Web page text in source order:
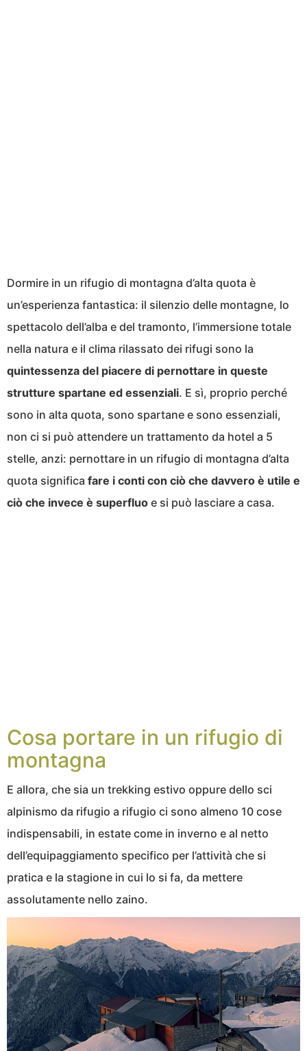
Dormire in un rifugio di montagna d’alta quota è
un’esperienza fantastica: il silenzio delle montagne, lo
spettacolo dell’alba e del tramonto, l’immersione totale
nella natura e il clima rilassato dei rifugi sono la
quintessenza del piacere di pernottare in queste
strutture spartane ed essenziali. E sì, proprio perché
sono in alta quota, sono spartane e sono essenziali,
non ci si può attendere un trattamento da hotel a 5
stelle, anzi: pernottare in un rifugio di montagna d’alta
quota significa fare i conti con ciò che davvero è utile e
ciò che invece è superfluo e si può lasciare a casa.
Cosa portare in un rifugio di
montagna
E allora, che sia un trekking estivo oppure dello sci
alpinismo da rifugio a rifugio ci sono almeno 10 cose
indispensabili, in estate come in inverno e al netto
dell’equipaggiamento specifico per l’attività che si
pratica e la stagione in cui lo si fa, da mettere
assolutamente nello zaino.